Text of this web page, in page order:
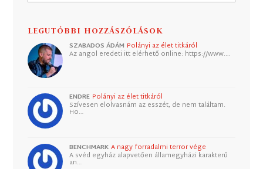
LEGUTÓBBI HOZZÁSZÓLÁSOK
SZABADOS ÁDÁM Polányi az élet titkáról
Az angol eredeti itt elérhető online: https://www.…
ENDRE Polányi az élet titkáról
Szívesen elolvasnám az esszét, de nem találtam.
Ho…
BENCHMARK A nagy forradalmi terror vége
A svéd egyház alapvetően államegyházi karakterű
an…